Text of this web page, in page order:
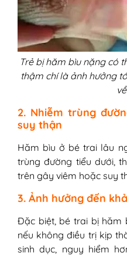
Trẻ bị hăm bìu nặng có
thậm chí là ảnh hưởng
2. Nhiễm trùng
suy thận
Hăm bìu ở bé trai lâu
trùng đường tiểu dưới,
trên gây viêm hoặc suy
3. Ảnh hưởng đến
Đặc biệt, bé trai bị hăm
nếu không điều trị kịp
sinh dục, nguy hiểm